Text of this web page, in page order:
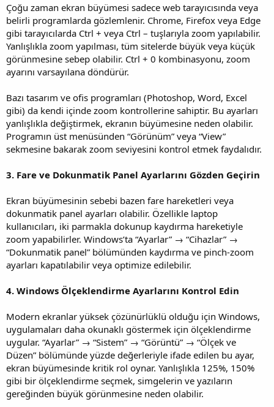
Çoğu zaman ekran büyümesi sadece web tarayıcısında veya
belirli programlarda gözlemlenir. Chrome, Firefox veya Edge
gibi tarayıcılarda Ctrl + veya Ctrl – tuşlarıyla zoom yapılabilir.
Yanlışlıkla zoom yapılması, tüm sitelerde büyük veya küçük
görünmesine sebep olabilir. Ctrl + 0 kombinasyonu, zoom
ayarını varsayılana döndürür.
Bazı tasarım ve ofis programları (Photoshop, Word, Excel
gibi) da kendi içinde zoom kontrollerine sahiptir. Bu ayarları
yanlışlıkla değiştirmek, ekranın büyümesine neden olabilir.
Programın üst menüsünden “Görünüm” veya “View”
sekmesine bakarak zoom seviyesini kontrol etmek faydalıdır.
3. Fare ve Dokunmatik Panel Ayarlarını Gözden Geçirin
Ekran büyümesinin sebebi bazen fare hareketleri veya
dokunmatik panel ayarları olabilir. Özellikle laptop
kullanıcıları, iki parmakla dokunup kaydırma hareketiyle
zoom yapabilirler. Windows’ta “Ayarlar” → “Cihazlar” →
“Dokunmatik panel” bölümünden kaydırma ve pinch-zoom
ayarları kapatılabilir veya optimize edilebilir.
4. Windows Ölçeklendirme Ayarlarını Kontrol Edin
Modern ekranlar yüksek çözünürlüklü olduğu için Windows,
uygulamaları daha okunaklı göstermek için ölçeklendirme
uygular. “Ayarlar” → “Sistem” → “Görüntü” → “Ölçek ve
Düzen” bölümünde yüzde değerleriyle ifade edilen bu ayar,
ekran büyümesinde kritik rol oynar. Yanlışlıkla 125%, 150%
gibi bir ölçeklendirme seçmek, simgelerin ve yazıların
gereğinden büyük görünmesine neden olabilir.